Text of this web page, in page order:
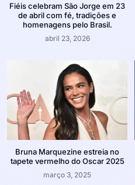
Fiéis celebram São Jorge em 23
de abril com fé, tradições e
homenagens pelo Brasil.
abril 23, 2026
Bruna Marquezine estreia no
tapete vermelho do Oscar 2025
março 3, 2025